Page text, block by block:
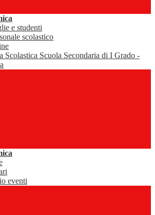
e studenti
scolastico
Scolastica Scuola Secondaria di I Grado -
eventi